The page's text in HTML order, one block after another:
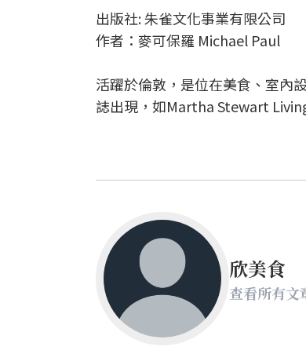
出版社: 朱雀文化事業有限公司
作者：麥可保羅 Michael Paul
活躍於倫敦，是位在美食、室內
誌出現，如Martha Stewart
欣美食
查看所有文